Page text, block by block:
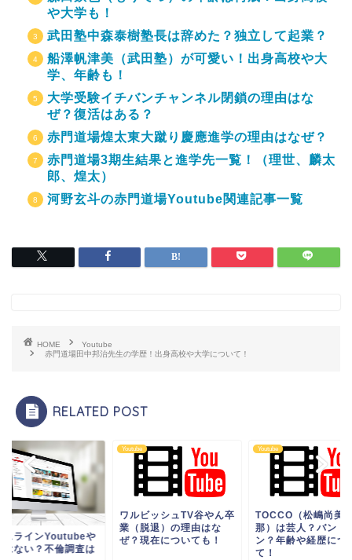
や大学も！
武田塾中森泰樹塾長は辞めた？独立して起業？
船澤帆津美（武田塾）が可愛い！出身高校や大
学、年齢も！
大学受験イチバンチャンネル閉鎖の理由はな
ぜ？復活はある？
赤門道場煌太東大蹴り慶應進学の理由はなぜ？
赤門道場3期生結果と進学先一覧！（理世、麟太
郎、煌太）
河野玄斗の赤門道場Youtube関連記事一覧
HOME
Youtube
赤門道場田中邦治先生の学歴！出身高校や大学について！
RELATED POST
スラインYoutubeや
はない？不倫調査は
Youtube
ワルビッシュTV谷やん卒
業（脱退）の理由はな
ぜ？現在についても！
Youtube
TOCCO（松嶋尚美
那）は芸人？バンド
ン？年齢や経歴につ
て！